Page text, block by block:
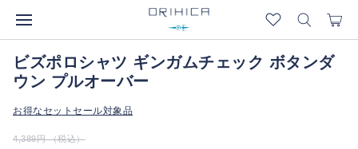
ビズポロシャツ ギンガムチェック ボタンダ
ウン プルオーバー
お得なセットセール対象品
4,389円 （税込）